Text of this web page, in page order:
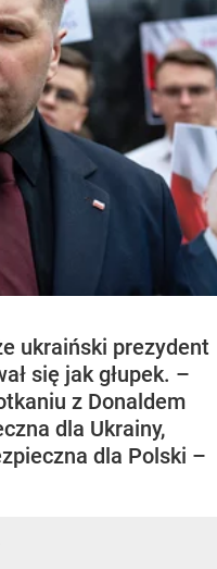
ukraiński prezydent
się jak głupek. –
z Donaldem
dla Ukrainy,
dla Polski –